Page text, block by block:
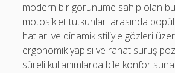
modern bir görünüme sahip olan
motosiklet tutkunları arasında
hatları ve dinamik stiliyle gözleri
ergonomik yapısı ve rahat sürüş
süreli kullanımlarda bile konfor